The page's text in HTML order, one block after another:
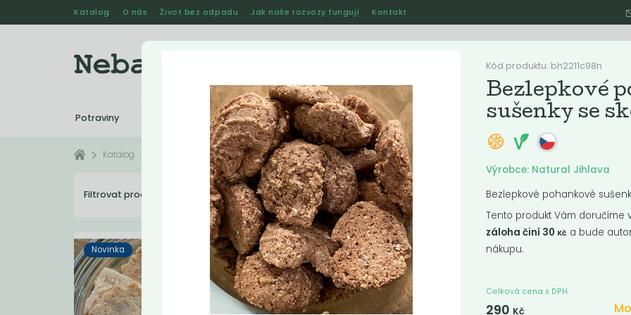
Katalog O nás Život bez odpadu Jak naše rozvozy fungují Kontakt
Potraviny Kosmetika Ostatní Jak naše rozvozy
Katalog Dobroty
Filtrovat produkty 22 Doporučené Nejlevnější Nejprodávanější
Novinka Novinka Novinka
Kód produktu: bh2211c98n
Bezlepkové
sušenky se
Výrobce: Natural Jihlava
Bezlepkové pohankové
Tento produkt Vám doručíme
záloha činí 30 Kč a bude
nákupu.
Celková cena s DPH
290 Kč